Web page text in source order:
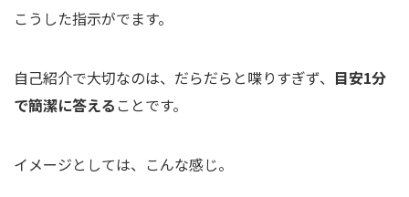
こうした指示がでます。
自己紹介で大切なのは、だらだらと喋りすぎず、 目安1分
で簡潔に答える ことです。
イメージとしては、こんな感じ。